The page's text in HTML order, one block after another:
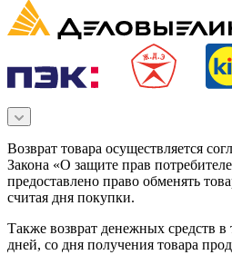
Возврат товара осуществляется
Закона «О защите прав
предоставлено право обменять
считая дня покупки.
Также возврат денежных средств в
дней, со дня получения товара